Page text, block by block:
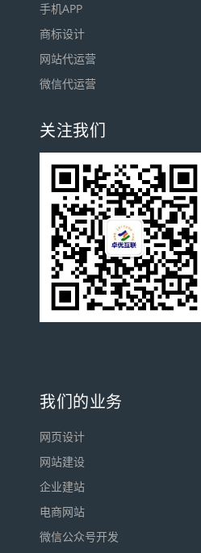
手机APP
商标设计
网站代运营
微信代运营
关注我们
我们的业务
网页设计
网站建设
企业建站
电商网站
微信公众号开发